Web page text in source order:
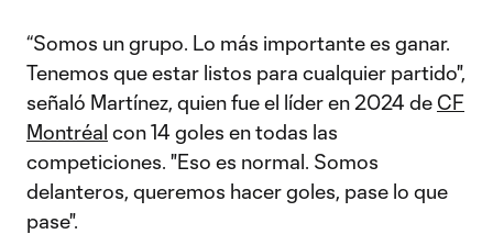
“Somos un grupo. Lo más importante es ganar.
Tenemos que estar listos para cualquier partido",
señaló Martínez, quien fue el líder en 2024 de CF
Montréal con 14 goles en todas las
competiciones. "Eso es normal. Somos
delanteros, queremos hacer goles, pase lo que
pase".